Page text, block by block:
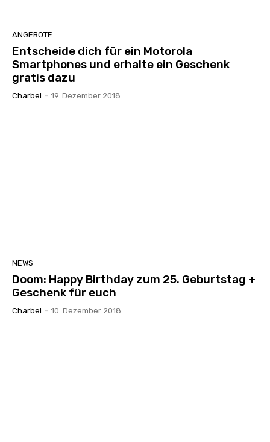
ANGEBOTE
Entscheide dich für ein Motorola
Smartphones und erhalte ein Geschenk
gratis dazu
Charbel - 19. Dezember 2018
NEWS
Doom: Happy Birthday zum 25. Geburtstag +
Geschenk für euch
Charbel - 10. Dezember 2018